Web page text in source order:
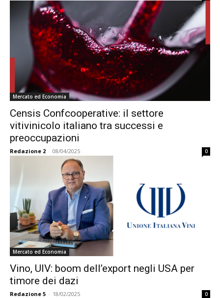
Mercato ed Economia
Censis Confcooperative: il settore
vitivinicolo italiano tra successi e
preoccupazioni
Redazione 2 - 08/04/2025 0
Mercato ed Economia
Vino, UIV: boom dell’export negli USA per
timore dei dazi
Redazione 5 - 18/02/2025 0